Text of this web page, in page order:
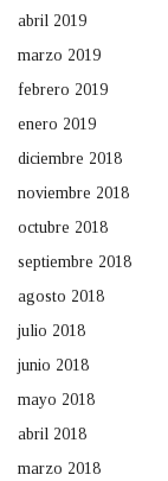
abril 2019
marzo 2019
febrero 2019
enero 2019
diciembre 2018
noviembre 2018
octubre 2018
septiembre 2018
agosto 2018
julio 2018
junio 2018
mayo 2018
abril 2018
marzo 2018